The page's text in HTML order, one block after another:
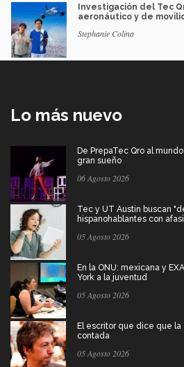
Investigación del Tec
aeronáutico y de
Stephanie Colina
Lo más nuevo
De PrepaTec Qro al
gran sueño
06 Agosto 2026
Tec y UT Austin buscan
hispanohablantes con
05 Agosto 2026
En la ONU: mexicana y
York a la juventud
05 Agosto 2026
El escritor que dice que
contada
05 Agosto 2026